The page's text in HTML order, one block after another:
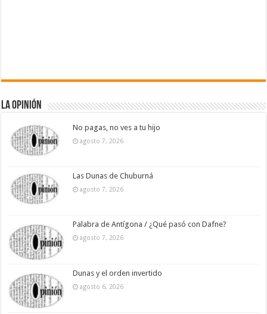
La Opinión
No pagas, no ves a tu hijo
agosto 7, 2026
Las Dunas de Chuburná
agosto 7, 2026
Palabra de Antígona / ¿Qué pasó con Dafne?
agosto 7, 2026
Dunas y el orden invertido
agosto 6, 2026